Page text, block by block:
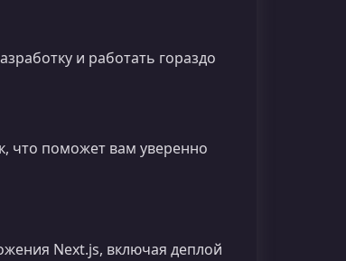
и работать гораздо
что поможет вам уверенно
Next.js, включая деплой